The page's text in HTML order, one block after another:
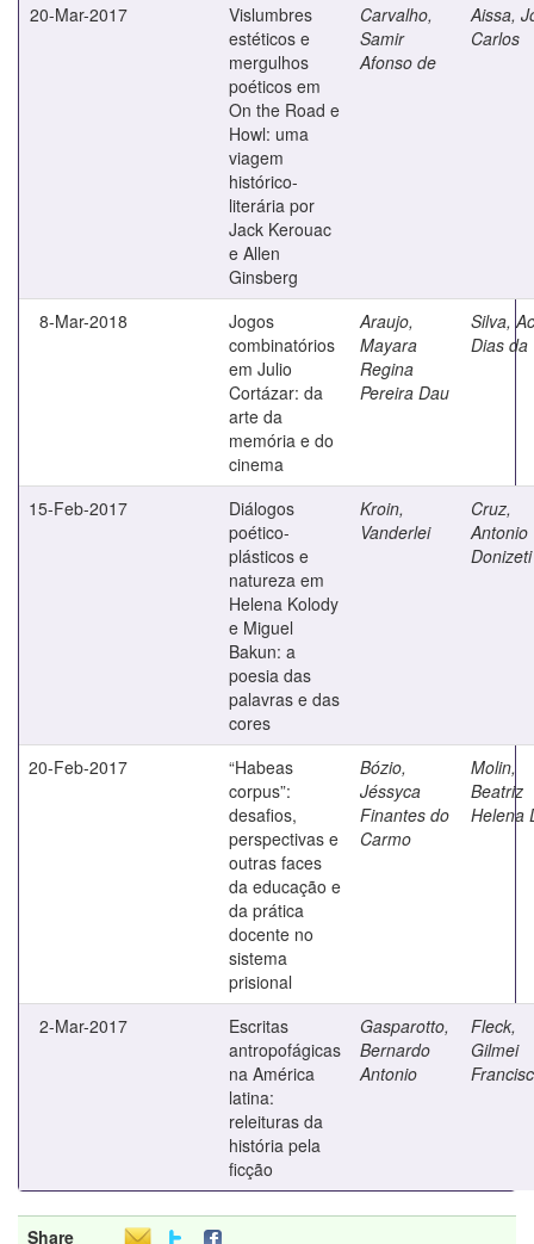
20-Mar-2017
Vislumbres
estéticos e
mergulhos
poéticos em
On the Road e
Howl: uma
viagem
histórico-
literária por
Jack Kerouac
e Allen
Ginsberg
Carvalho,
Samir
Afonso de
Aissa,
Carlos
8-Mar-2018
Jogos
combinatórios
em Julio
Cortázar: da
arte da
memória e do
cinema
Araujo,
Mayara
Regina
Pereira Dau
Silva,
Dias da
15-Feb-2017
Diálogos
poético-
plásticos e
natureza em
Helena Kolody
e Miguel
Bakun: a
poesia das
palavras e das
cores
Kroin,
Vanderlei
Cruz,
Antonio
20-Feb-2017
“Habeas
corpus”:
desafios,
perspectivas e
outras faces
da educação e
da prática
docente no
sistema
prisional
Bózio,
Jéssyca
Finantes do
Carmo
Molin,
Beatriz
Helena
2-Mar-2017
Escritas
antropofágicas
na América
latina:
releituras da
história pela
ficção
Gasparotto,
Bernardo
Antonio
Fleck,
Gilmei
Share